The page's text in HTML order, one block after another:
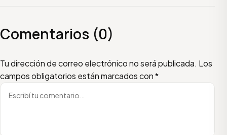
Comentarios (0)
Tu dirección de correo electrónico no será publicada. Los
campos obligatorios están marcados con*
Escribí tu comentario
Nombre
Email